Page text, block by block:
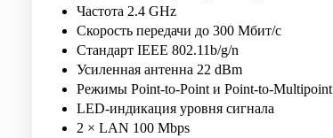
Частота 2.4 GHz
Скорость передачи до 300 Мбит/с
Стандарт IEEE 802.11b/g/n
Усиленная антенна 22 dBm
Режимы Point-to-Point и Point-to-Multipoint
LED-индикация уровня сигнала
2 × LAN 100 Mbps